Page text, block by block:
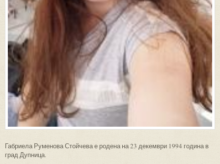
Габриела Руменова Стойчева е родена на 23 декември 1994 година в
град Дупница.